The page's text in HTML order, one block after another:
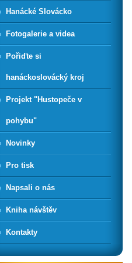
Hanácké Slovácko
Fotogalerie a videa
Pořiďte si
hanáckoslovácký kroj
Projekt "Hustopeče v
pohybu"
Novinky
Pro tisk
Napsali o nás
Kniha návštěv
Kontakty